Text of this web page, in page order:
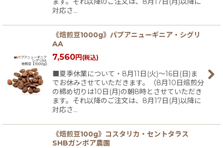
対応さ…
《焙煎豆1000g》パプアニューギニア・シグリ
AA
7,560円(税込)
■夏季休業について・8月11日(火)〜16日(日)ま
でお休みさせていただきます。（8月10日焙煎分
の締め切りは10日(月)の朝8時とさせていただき
ます。それ以降のご注文は、8月17日(月)以降に
対応さ…
《焙煎豆100g》コスタリカ・セントタラス
SHBガンボア農園